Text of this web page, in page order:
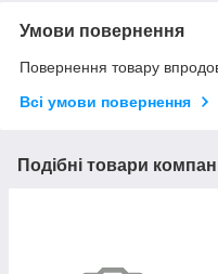
Умови повернення
Повернення товару
Всі умови повернення
Подібні товари